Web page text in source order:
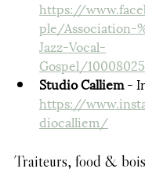
https://
ple/Association-
Jazz-Vocal-
Gospel/
Studio Calliem -
https://
diocalliem/
Traiteurs, food &